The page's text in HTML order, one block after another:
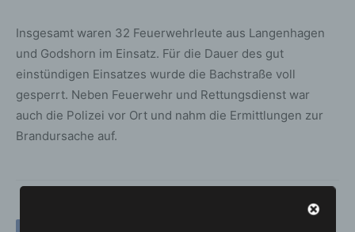
Insgesamt waren 32 Feuerwehrleute aus Langenhagen
und Godshorn im Einsatz. Für die Dauer des gut
einstündigen Einsatzes wurde die Bachstraße voll
gesperrt. Neben Feuerwehr und Rettungsdienst war
auch die Polizei vor Ort und nahm die Ermittlungen zur
Brandursache auf.